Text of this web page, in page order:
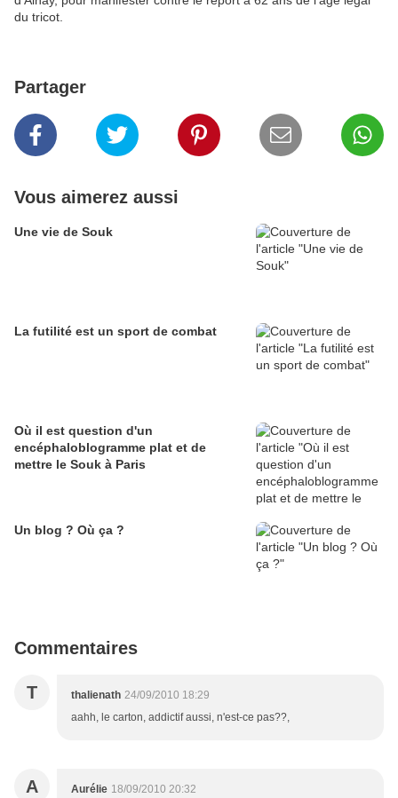
du tricot.
Partager
Vous aimerez aussi
Une vie de Souk
La futilité est un sport de combat
Où il est question d'un
encéphaloblogramme plat et de
mettre le Souk à Paris
Un blog ? Où ça ?
Commentaires
T thalienath 24/09/2010 18:29
aahh, le carton, addictif aussi, n'est-ce pas??,
A Aurélie 18/09/2010 20:32